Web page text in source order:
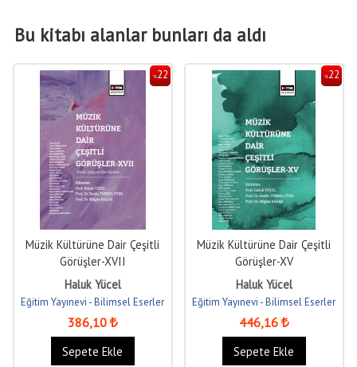
Bu kitabı alanlar bunları da aldı
%22
Müzik Kültürüne Dair Çeşitli
Görüşler-XVII
Haluk Yücel
Eğitim Yayınevi - Bilimsel Eserler
386,10
Sepete Ekle
%22
Müzik Kültürüne Dair Çeşitli
Görüşler-XV
Haluk Yücel
Eğitim Yayınevi - Bilimsel Eserler
446,16
Sepete Ekle